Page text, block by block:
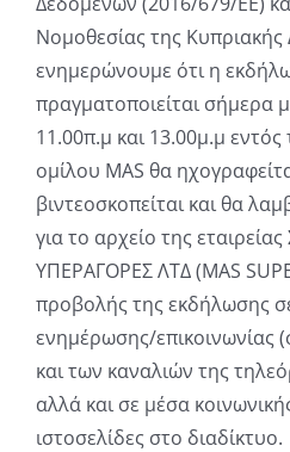
Νομοθεσίας της Κυπριακής
ενημερώνουμε ότι η
πραγματοποιείται σήμερα
11.00π.μ και 13.00μ.μ
ομίλου MAS θα
βιντεοσκοπείται και θα
για το αρχείο της
ΥΠΕΡΑΓΟΡΕΣ ΛΤΔ (MAS
προβολής της εκδήλωσης
ενημέρωσης/επικοινωνίας
και των καναλιών της
αλλά και σε μέσα
ιστοσελίδες στο διαδίκτυο.